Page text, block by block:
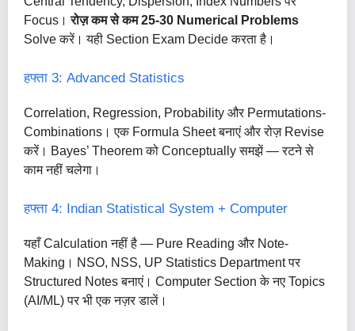
Focus।रोज़ कम से कम 25-30 Numerical Problems
Solve करें। यही Section Exam Decide करता है।
हफ्ता 3: Advanced Statistics
Correlation, Regression, Probability और Permutations-
Combinations। एक Formula Sheet बनाएं और रोज़ Revise
करें। Bayes’ Theorem को Conceptually समझें — रटने से
काम नहीं चलेगा।
हफ्ता 4: Indian Statistical System + Computer
यहाँ Calculation नहीं है — Pure Reading और Note-
Making। NSO, NSS, UP Statistics Department पर
Structured Notes बनाएं। Computer Section के नए Topics
(AI/ML) पर भी एक नज़र डालें।